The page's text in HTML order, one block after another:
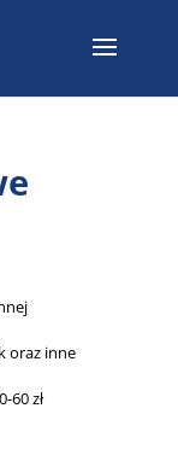
oraz inne
60 zł